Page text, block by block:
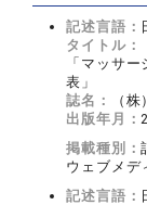
記述言語：
タイトル：
「マッサ
表」
誌名：
（
出版年月：
掲載種別：
ウェブメデ
記述言語：